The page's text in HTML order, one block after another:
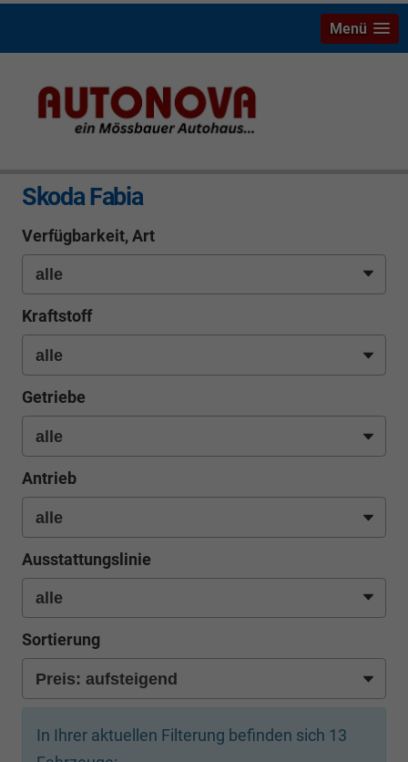
Menü
Skoda Fabia
Verfügbarkeit, Art
Kraftstoff
Getriebe
Antrieb
Ausstattungslinie
Sortierung
In Ihrer aktuellen Filterung befinden sich 13